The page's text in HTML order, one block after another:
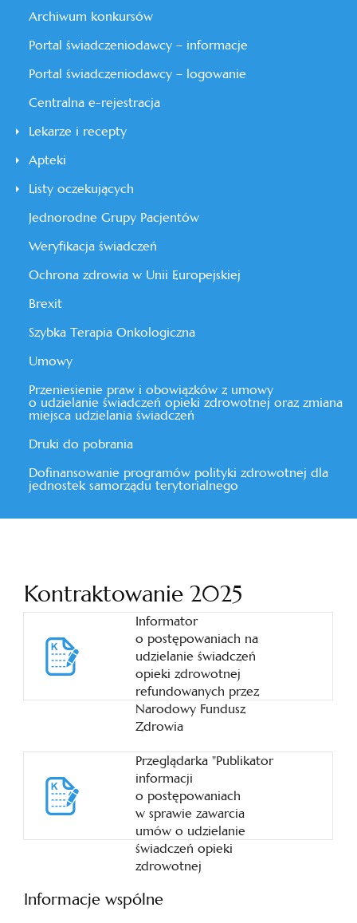
Archiwum konkursów
Portal świadczeniodawcy – informacje
Portal świadczeniodawcy – logowanie
Centralna e-rejestracja
Lekarze i recepty
Apteki
Listy oczekujących
Jednorodne Grupy Pacjentów
Weryfikacja świadczeń
Ochrona zdrowia w Unii Europejskiej
Brexit
Szybka Terapia Onkologiczna
Umowy
Przeniesienie praw i obowiązków z umowy
o udzielanie świadczeń opieki zdrowotnej oraz zmiana
miejsca udzielania świadczeń
Druki do pobrania
Dofinansowanie programów polityki zdrowotnej dla
jednostek samorządu terytorialnego
Kontraktowanie 2025
Informator
o postępowaniach na
udzielanie świadczeń
opieki zdrowotnej
refundowanych przez
Narodowy Fundusz
Zdrowia
Przeglądarka "Publikator
informacji
o postępowaniach
w sprawie zawarcia
umów o udzielanie
świadczeń opieki
zdrowotnej
Informacje wspólne